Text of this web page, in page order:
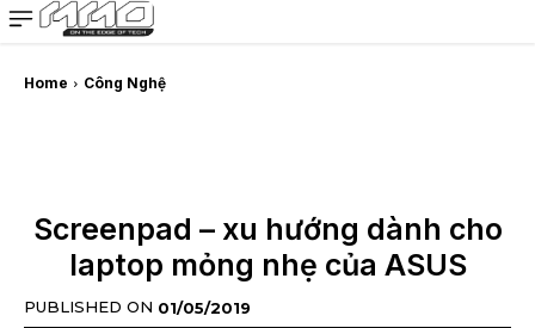
MMOSITE - Thông tin công nghệ
Bài viết nổi bật
Home Công Nghệ
Screenpad – xu hướng dành cho
laptop mỏng nhẹ của ASUS
PUBLISHED ON 01/05/2019